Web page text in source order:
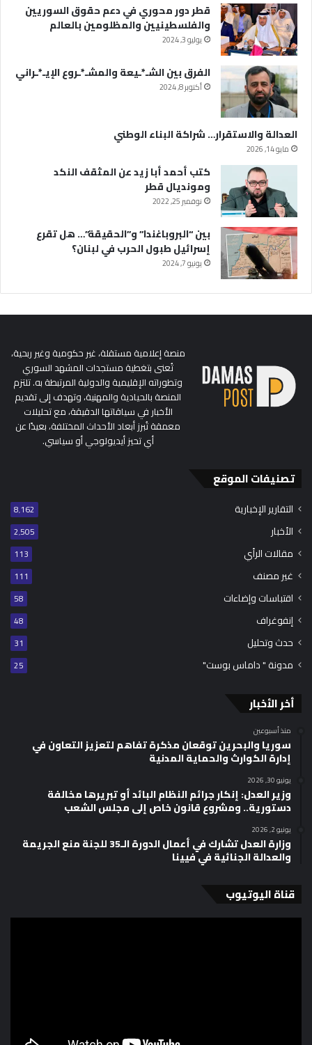
قطر دور محوري في دعم حقوق السوريين
والفلسطينيين والمظلومين بالعالم
يوليو 3, 2024
الفرق بين الشـ*ـيعة والمشـ*ـروع الإيـ*ـراني
أكتوبر 8, 2024
العدالة والاستقرار… شراكة البناء الوطني
مايو 14, 2026
كتب أحمد أبا زيد عن المثقف النكد
ومونديال قطر
نوفمبر 25, 2022
بين “البروباغندا” و”الحقيقة”… هل تقرع
إسرائيل طبول الحرب في لبنان؟
يونيو 7, 2024
منصة إعلامية مستقلة، غير حكومية وغير ربحية،
تُعنى بتغطية مستجدات المشهد السوري
وتطوراته الإقليمية والدولية المرتبطة به. تلتزم
المنصة بالحيادية والمهنية، وتهدف إلى تقديم
الأخبار في سياقاتها الدقيقة، مع تحليلات
معمقة تُبرز أبعاد الأحداث المختلفة، بعيدًا عن
أي تحيز أيديولوجي أو سياسي.
تصنيفات الموقع
التقارير الإخبارية 8٬162
الأخبار 2٬505
مقالات الرأي 113
غير مصنف 111
اقتباسات وإضاءات 58
إنفوغراف 48
حدث وتحليل 31
مدونة " داماس بوست" 25
أخر الأخبار
منذ أسبوعين
سوريا والبحرين توقعان مذكرة تفاهم لتعزيز التعاون في
إدارة الكوارث والحماية المدنية
يونيو 30, 2026
وزير العدل: إنكار جرائم النظام البائد أو تبريرها مخالفة
دستورية.. ومشروع قانون خاص إلى مجلس الشعب
يونيو 2, 2026
وزارة العدل تشارك في أعمال الدورة الـ35 للجنة منع الجريمة
والعدالة الجنائية في فيينا
قناة اليوتيوب